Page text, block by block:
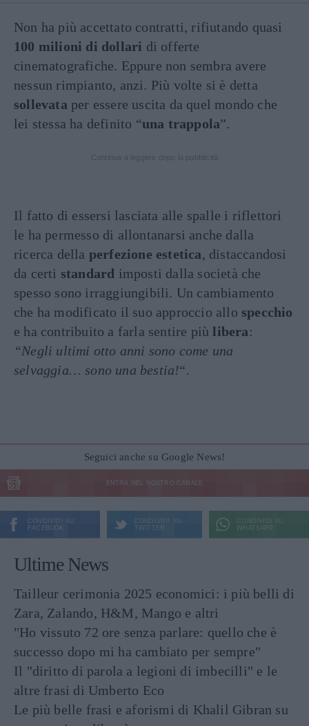
Non ha più accettato contratti, rifiutando quasi
100 milioni di dollari di offerte
cinematografiche. Eppure non sembra avere
nessun rimpianto, anzi. Più volte si è detta
sollevata per essere uscita da quel mondo che
lei stessa ha definito “una trappola”.
Il fatto di essersi lasciata alle spalle i riflettori
le ha permesso di allontanarsi anche dalla
ricerca della perfezione estetica, distaccandosi
da certi standard imposti dalla società che
spesso sono irraggiungibili. Un cambiamento
che ha modificato il suo approccio allo specchio
e ha contribuito a farla sentire più libera:
“Negli ultimi otto anni sono come una
selvaggia… sono una bestia!“.
Seguici anche su Google News!
ENTRA NEL NOSTRO CANALE
CONDIVIDI SU
FACEBOOK
CONDIVIDI SU
TWITTER
CONDIVIDI SU
WHATSAPP
Ultime News
Tailleur cerimonia 2025 economici: i più belli di
Zara, Zalando, H&M, Mango e altri
"Ho vissuto 72 ore senza parlare: quello che è
successo dopo mi ha cambiato per sempre"
Il "diritto di parola a legioni di imbecilli" e le
altre frasi di Umberto Eco
Le più belle frasi e aforismi di Khalil Gibran su